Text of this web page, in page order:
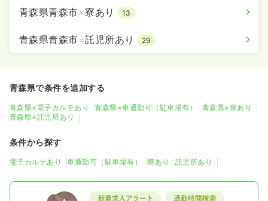
青森県青森市×寮あり 13
青森県青森市×託児所あり 29
青森県で条件を追加する
青森県×電子カルテあり 青森県×車通勤可（駐車場有）
青森県×寮あり
青森県×託児所あり
条件から探す
電子カルテあり 車通勤可（駐車場有） 寮あり 託児所あり